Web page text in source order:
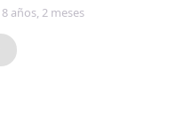
años, 2 meses